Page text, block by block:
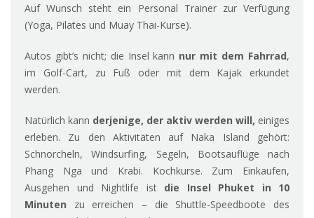
Auf Wunsch steht ein Personal Trainer zur Verfügung
(Yoga, Pilates und Muay Thai-Kurse).
Autos gibt’s nicht; die Insel kann nur mit dem Fahrrad,
im Golf-Cart, zu Fuß oder mit dem Kajak erkundet
werden.
Natürlich kann derjenige, der aktiv werden will, einiges
erleben. Zu den Aktivitäten auf Naka Island gehört:
Schnorcheln, Windsurfing, Segeln, Bootsauflüge nach
Phang Nga und Krabi. Kochkurse. Zum Einkaufen,
Ausgehen und Nightlife ist die Insel Phuket in 10
Minuten zu erreichen – die Shuttle-Speedboote des